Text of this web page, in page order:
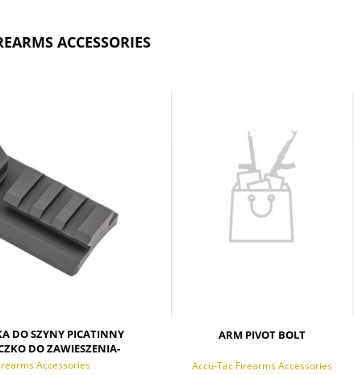
ACCESSORIES
DO SZYNY PICATINNY
DO ZAWIESZENIA-
TACAccessories
ARM PIVOT BOLT
Accu-Tac Firearms Accessories